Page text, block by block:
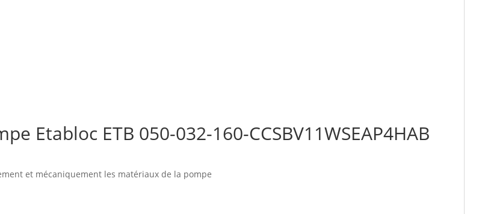
Etabloc ETB 050-032-160-CCSBV11WSEAP4HAB
et mécaniquement les matériaux de la pompe